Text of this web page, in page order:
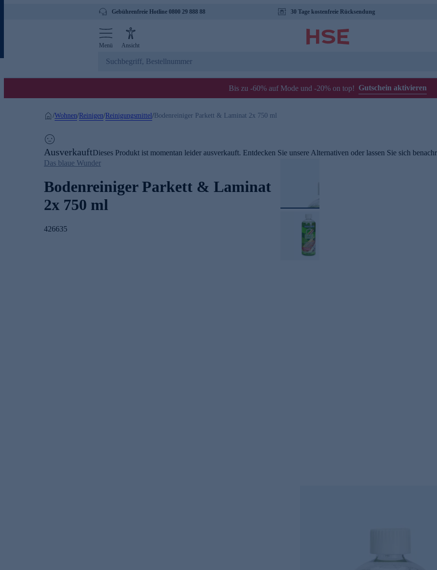
Gebührenfreie Hotline 0800 29 888 88 30 Tage kostenfreie Rücksendung
Menü Ansicht
Bis zu -60% auf Mode und -20% on top! Gutschein aktivieren
/Wohnen/Reinigen/Reinigungsmittel/ Bodenreiniger Parkett & Laminat 2x 750 ml
AusverkauftDieses Produkt ist momentan leider ausverkauft. Entdecken Sie unsere Alternativen oder lassen Sie sich
Das blaue Wunder
Bodenreiniger Parkett & Laminat
2x 750 ml
426635